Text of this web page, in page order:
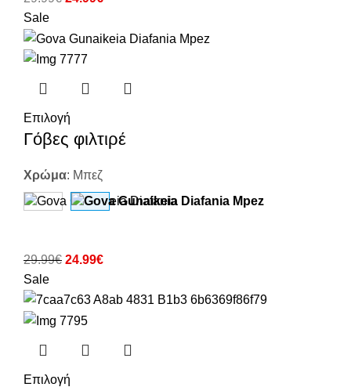
Sale
Επιλογή
Γόβες φιλτιρέ
Χρώμα: Μπεζ
29.99€ 24.99€
Sale
Επιλογή